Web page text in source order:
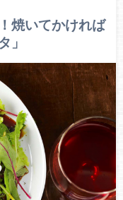
焼いてかければ
」